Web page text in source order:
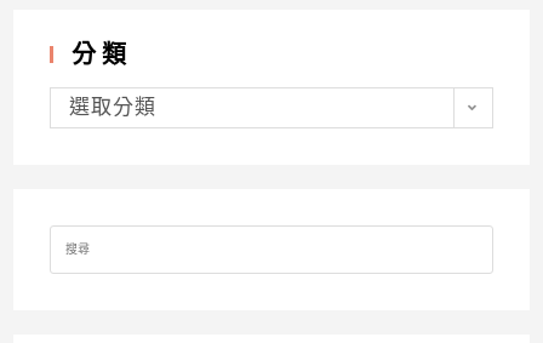
分類
分
類選取分類
Search
for: